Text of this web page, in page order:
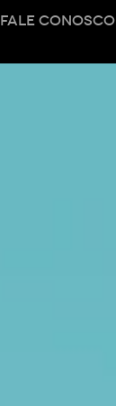
FALE CONOSCO